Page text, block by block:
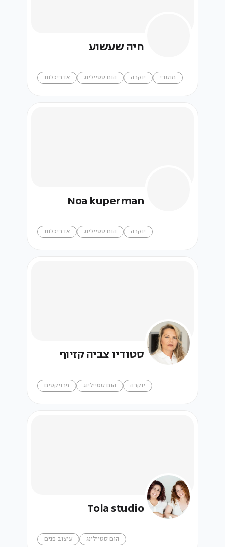
חיה שעשוע
מוסדי יוקרה הום סטיילינג אדריכלות
Noa kuperman
יוקרה הום סטיילינג אדריכלות
סטודיו צביה קזיוף
יוקרה הום סטיילינג פרויקטים
Tola studio
הום סטיילינג עיצוב פנים